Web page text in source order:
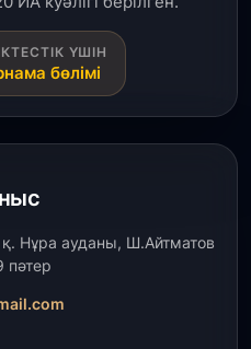
ҮШІН
бөлімі
қ. Нұра ауданы, Ш.Айтматов
пәтер